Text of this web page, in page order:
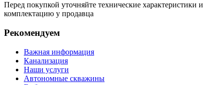
Перед покупкой уточняйте технические характеристики и
комплектацию у продавца
Рекомендуем
Важная информация
Канализация
Наши услуги
Автономные скважины